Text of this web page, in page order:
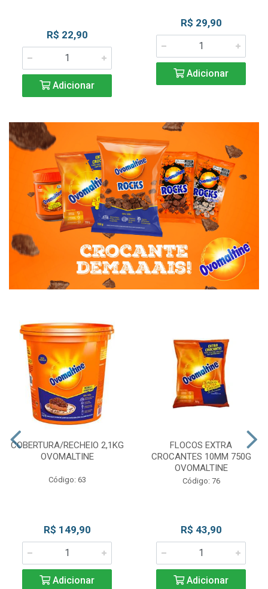
R$ 22,90
Adicionar
R$ 29,90
Adicionar
COBERTURA/RECHEIO 2,1KG
OVOMALTINE
Código: 63
R$ 149,90
Adicionar
FLOCOS EXTRA
CROCANTES 10MM 750G
OVOMALTINE
Código: 76
R$ 43,90
Adicionar